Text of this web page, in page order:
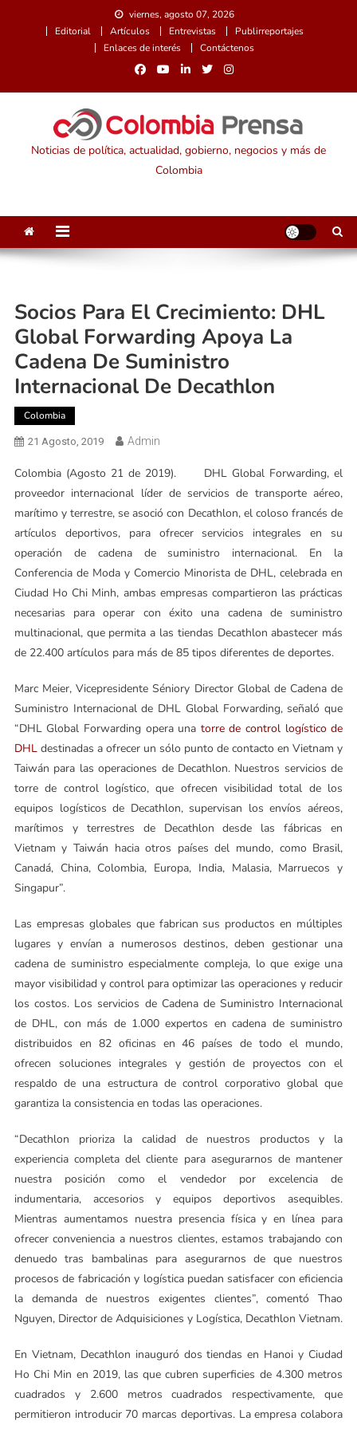
viernes, agosto 07, 2026
Editorial
Artículos Entrevistas
Publirreportajes
Enlaces de interés
Contáctenos
Noticias de política, actualidad, gobierno, negocios y más de
Colombia
Socios Para El Crecimiento: DHL
Global Forwarding Apoya La
Cadena De Suministro
Internacional De Decathlon
Colombia
21 Agosto, 2019 Admin
Colombia (Agosto 21 de 2019). DHL Global Forwarding, el
proveedor internacional líder de servicios de transporte aéreo,
marítimo y terrestre, se asoció con Decathlon, el coloso francés de
artículos deportivos, para ofrecer servicios integrales en su
operación de cadena de suministro internacional. En la
Conferencia de Moda y Comercio Minorista de DHL, celebrada en
Ciudad Ho Chi Minh, ambas empresas compartieron las prácticas
necesarias para operar con éxito una cadena de suministro
multinacional, que permita a las tiendas Decathlon abastecer más
de 22.400 artículos para más de 85 tipos diferentes de deportes.
Marc Meier, Vicepresidente Séniory Director Global de Cadena de
Suministro Internacional de DHL Global Forwarding, señaló que
“DHL Global Forwarding opera una torre de control logístico de
DHLdestinadas a ofrecer un sólo punto de contacto en Vietnam y
Taiwán para las operaciones de Decathlon. Nuestros servicios de
torre de control logístico, que ofrecen visibilidad total de los
equipos logísticos de Decathlon, supervisan los envíos aéreos,
marítimos y terrestres de Decathlon desde las fábricas en
Vietnam y Taiwán hacia otros países del mundo, como Brasil,
Canadá, China, Colombia, Europa, India, Malasia, Marruecos y
Singapur”.
Las empresas globales que fabrican sus productos en múltiples
lugares y envían a numerosos destinos, deben gestionar una
cadena de suministro especialmente compleja, lo que exige una
mayor visibilidad y control para optimizar las operaciones y reducir
los costos. Los servicios de Cadena de Suministro Internacional
de DHL, con más de 1.000 expertos en cadena de suministro
distribuidos en 82 oficinas en 46 países de todo el mundo,
ofrecen soluciones integrales y gestión de proyectos con el
respaldo de una estructura de control corporativo global que
garantiza la consistencia en todas las operaciones.
“Decathlon prioriza la calidad de nuestros productos y la
experiencia completa del cliente para asegurarnos de mantener
nuestra posición como el vendedor por excelencia de
indumentaria, accesorios y equipos deportivos asequibles.
Mientras aumentamos nuestra presencia física y en línea para
ofrecer conveniencia a nuestros clientes, estamos trabajando con
denuedo tras bambalinas para asegurarnos de que nuestros
procesos de fabricación y logística puedan satisfacer con eficiencia
la demanda de nuestros exigentes clientes”, comentó Thao
Nguyen, Director de Adquisiciones y Logística, Decathlon Vietnam.
En Vietnam, Decathlon inauguró dos tiendas en Hanoi y Ciudad
Ho Chi Min en 2019, las que cubren superficies de 4.300 metros
cuadrados y 2.600 metros cuadrados respectivamente, que
permitieron introducir 70 marcas deportivas. La empresa colabora